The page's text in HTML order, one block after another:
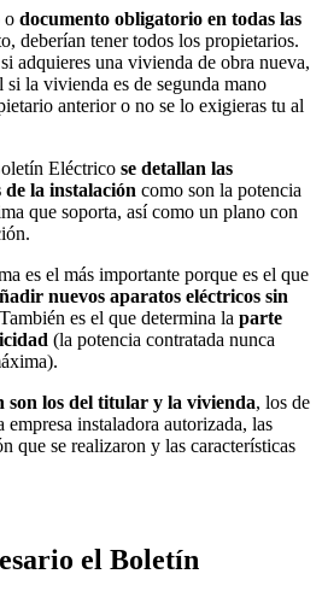
o documento obligatorio en todas las
deberían tener todos los propietarios.
adquieres una vivienda de obra nueva,
si la vivienda es de segunda mano
anterior o no se lo exigieras tu al
Eléctrico se detallan las
la instalación como son la potencia
que soporta, así como un plano con
es el más importante porque es el que
nuevos aparatos eléctricos sin
es el que determina la parte
(la potencia contratada nunca
son los del titular y la vivienda, los de
instaladora autorizada, las
que se realizaron y las características
el Boletín